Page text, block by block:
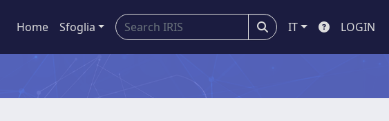
Home Sfoglia IT LOGIN